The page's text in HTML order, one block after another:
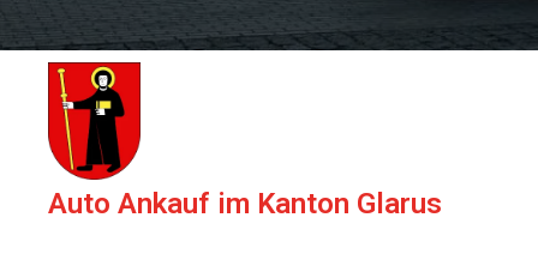
Auto Ankauf im Kanton Glarus